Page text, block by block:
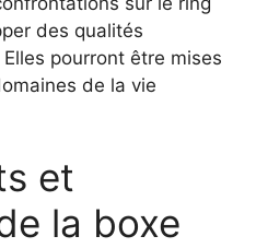
des qualités
pourront être mises
de la vie
et
la boxe